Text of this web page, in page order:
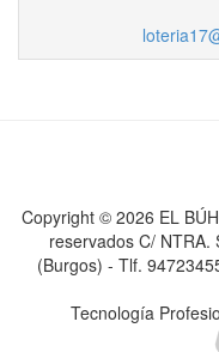
Copyright © 2026 EL
reservadosC/ NTRA.
(Burgos) - Tlf.
Tecnología